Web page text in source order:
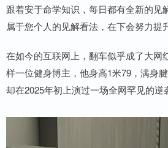
跟着安于命学知识，每日都有全新的见
属于您个人的见解看法，在下会努力提
在如今的互联网上，翻车似乎成了大网
样一位健身博主，他身高1米79，满身腱
却在2025年初上演过一场全网罕见的逆